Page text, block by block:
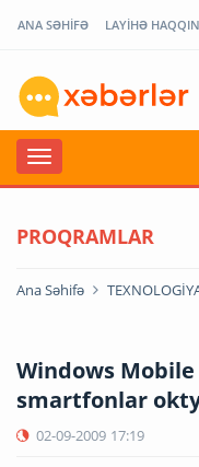
ANA SƏHİFƏ LAYİHƏ
PROQRAMLAR
Ana Səhifə
Windows
smartfonlar
02-09-2009 17:19